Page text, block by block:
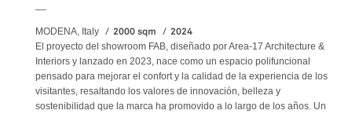
MODENA, Italy 2000 sqm 2024
El proyecto del showroom FAB, diseñado por Area-17 Architecture &
Interiors y lanzado en 2023, nace como un espacio polifuncional
pensado para mejorar el confort y la calidad de la experiencia de los
visitantes, resaltando los valores de innovación, belleza y
sostenibilidad que la marca ha promovido a lo largo de los años. Un